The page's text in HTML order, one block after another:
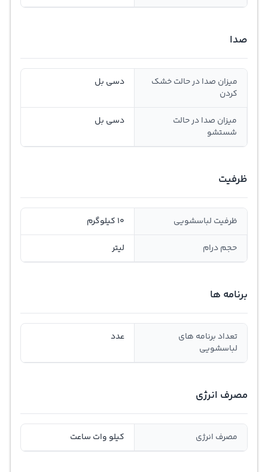
صدا
میزان صدا در حالت خشک
کردن
دسی بل
میزان صدا در حالت
شستشو
دسی بل
ظرفیت
ظرفیت لباسشویی 10 کیلوگرم
حجم درام لیتر
برنامه ها
تعداد برنامه های
لباسشویی
عدد
مصرف انرژی
مصرف انرژی کیلو وات ساعت